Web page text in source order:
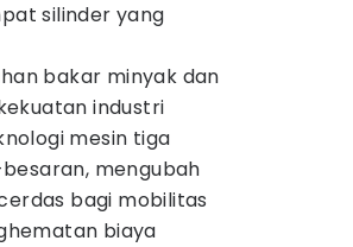
silinder yang
bakar minyak dan
industri
mesin tiga
mengubah
bagi mobilitas
biaya